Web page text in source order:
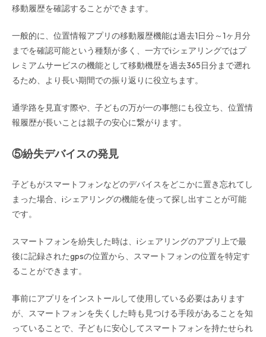
移動履歴を確認することができます。
一般的に、位置情報アプリの移動履歴機能は過去1日分～1ヶ月分
までを確認可能という種類が多く、一方でiシェアリングではプ
レミアムサービスの機能として移動機歴を過去365日分まで遡れ
るため、より長い期間での振り返りに役立ちます。
通学路を見直す際や、子どもの万が一の事態にも役立ち、位置情
報履歴が長いことは親子の安心に繋がります。
⑤紛失デバイスの発見
子どもがスマートフォンなどのデバイスをどこかに置き忘れてし
まった場合、iシェアリングの機能を使って探し出すことが可能
です。
スマートフォンを紛失した時は、iシェアリングのアプリ上で最
後に記録されたgpsの位置から、スマートフォンの位置を特定す
ることができます。
事前にアプリをインストールして使用している必要はあります
が、スマートフォンを失くした時も見つける手段があることを知
っていることで、子どもに安心してスマートフォンを持たせられ